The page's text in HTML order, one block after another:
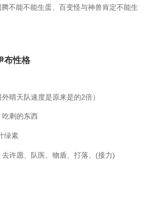
不能不能生蛋、百变怪与神兽肯定不能生
布性格
晴天队速度是原来是的2倍）
剩的东西
绿素
许愿、队医、物盾、打落、(接力)